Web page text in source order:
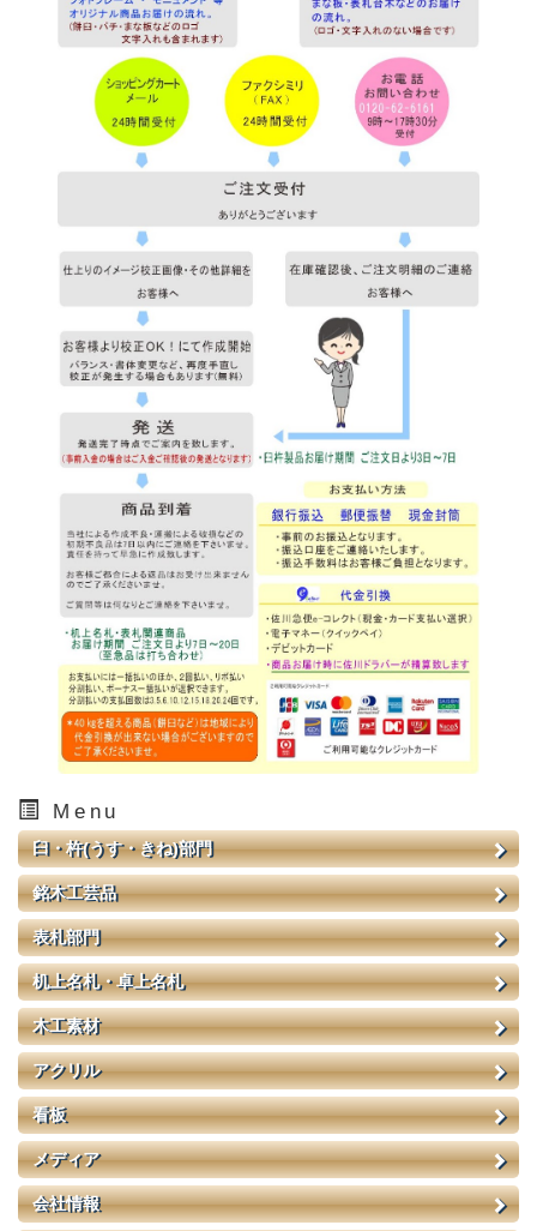
Menu
臼・杵(うす・きね)部門
銘木工芸品
表札部門
机上名札・卓上名札
木工素材
アクリル
看板
メディア
会社情報